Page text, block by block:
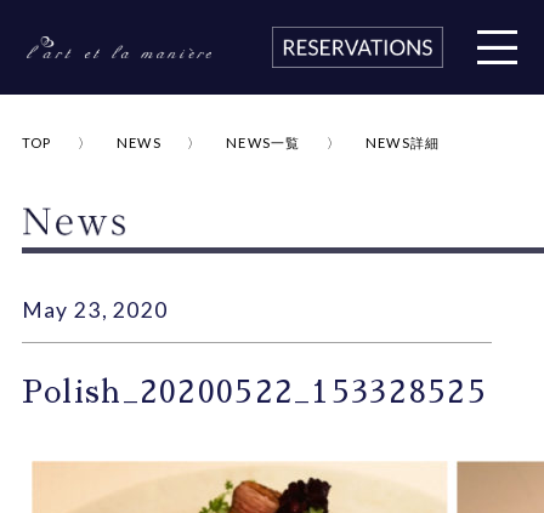
TOP NEWS NEWS一覧 NEWS詳細
May 23, 2020
Polish_20200522_153328525